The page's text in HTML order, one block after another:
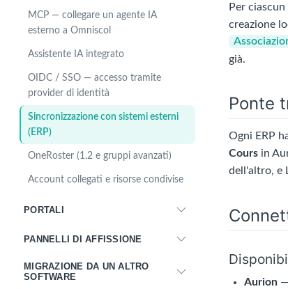
MCP — collegare un agente IA
esterno a Omniscol
Assistente IA integrato
OIDC / SSO — accesso tramite
provider di identità
Sincronizzazione con sistemi esterni
(ERP)
OneRoster (1.2 e gruppi avanzati)
Account collegati e risorse condivise
PORTALI
PANNELLI DI AFFISSIONE
MIGRAZIONE DA UN ALTRO
SOFTWARE
Per
creazione
già.
Ponte
Ogni ERP
Cours in
dell'altro, e
Aurion